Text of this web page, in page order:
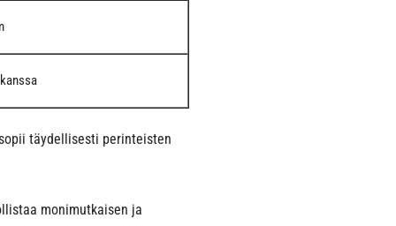
täydellisesti perinteisten
monimutkaisen ja